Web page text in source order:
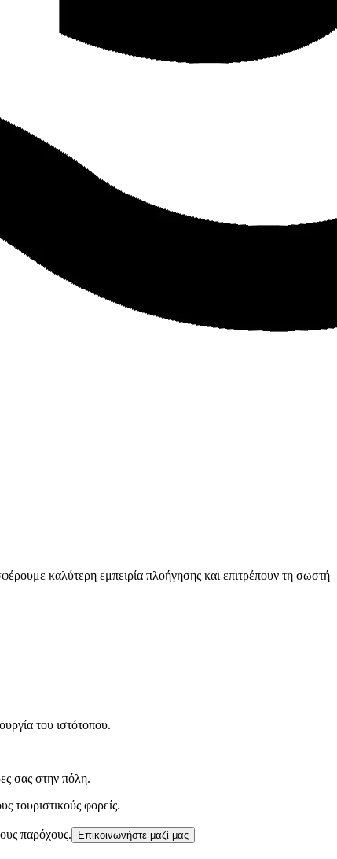
καλύτερη εμπειρία πλοήγησης και επιτρέπουν τη σωστή
του ιστότοπου.
σας στην πόλη.
τουριστικούς φορείς.
παρόχους.
Επικοινωνήστε μαζί μας